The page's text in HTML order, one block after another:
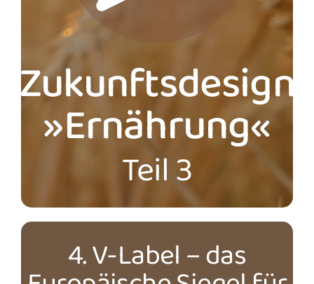
Zukunftsdesign
»Ernährung«
Teil 3
4. V-Label – das